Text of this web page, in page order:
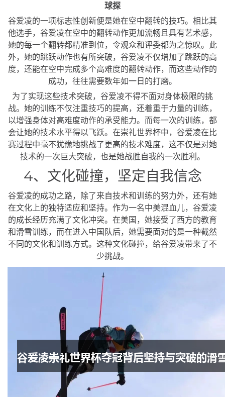
球探
谷爱凌的一项标志性创新便是她在空中翻转的技巧。相比其
他选手，谷爱凌在空中的翻转动作更加流畅且具有艺术感，
她的每一个翻转都精准到位，令观众和评委都为之惊叹。此
外，她的跳跃动作也有所突破，谷爱凌不仅增加了跳跃的高
度，还能在空中完成多个高难度的翻转动作，而这些动作的
成功，往往需要数年如一日的打磨。
为了实现这些技术突破，谷爱凌不得不面对身体极限的挑
战。她的训练不仅注重技巧的提高，还着重于力量的训练，
以增强身体对高难度动作的承受能力。而每一次的训练，都
会让她的技术水平得以飞跃。在崇礼世界杯中，谷爱凌在比
赛过程中毫不犹豫地挑战了更高的技术难度，这不仅是对她
技术的一次巨大突破，也是她战胜自我的一次胜利。
4、文化碰撞，坚定自我信念
谷爱凌的成功之路，除了来自技术和训练的努力外，还有她
在文化上的独特适应和坚持。作为一名中美混血儿，谷爱凌
的成长经历充满了文化冲突。在美国，她接受了西方的教育
和滑雪训练，而在进入中国队后，她需要面对的是一种截然
不同的文化和训练方式。这种文化碰撞，给谷爱凌带来了不
少挑战。